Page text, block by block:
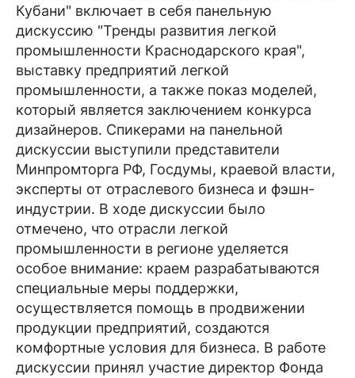
Кубани" включает в себя панельную
дискуссию "Тренды развития легкой
промышленности Краснодарского края",
выставку предприятий легкой
промышленности, а также показ моделей,
который является заключением конкурса
дизайнеров. Спикерами на панельной
дискуссии выступили представители
Минпромторга РФ, Госдумы, краевой власти,
эксперты от отраслевого бизнеса и фэшн-
индустрии. В ходе дискуссии было
отмечено, что отрасли легкой
промышленности в регионе уделяется
особое внимание: краем разрабатываются
специальные меры поддержки,
осуществляется помощь в продвижении
продукции предприятий, создаются
комфортные условия для бизнеса. В работе
дискуссии принял участие директор Фонда